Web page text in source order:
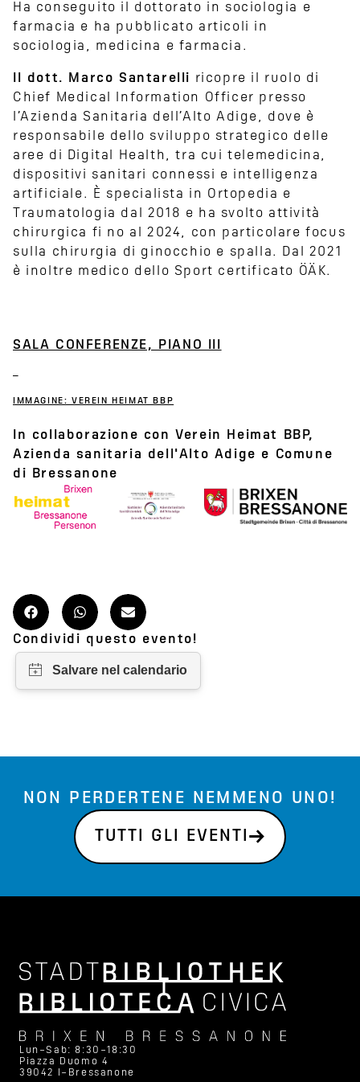
Ha conseguito il dottorato in sociologia e
farmacia e ha pubblicato articoli in
sociologia, medicina e farmacia.
Il dott. Marco Santarelli ricopre il ruolo di
Chief Medical Information Officer presso
l’Azienda Sanitaria dell’Alto Adige, dove è
responsabile dello sviluppo strategico delle
aree di Digital Health, tra cui telemedicina,
dispositivi sanitari connessi e intelligenza
artificiale. È specialista in Ortopedia e
Traumatologia dal 2018 e ha svolto attività
chirurgica fi no al 2024, con particolare focus
sulla chirurgia di ginocchio e spalla. Dal 2021
è inoltre medico dello Sport certificato ÖÄK.
SALA CONFERENZE, PIANO III
IMMAGINE: VEREIN HEIMAT BBP
In collaborazione con Verein Heimat BBP,
Azienda sanitaria dell'Alto Adige e Comune
di Bressanone
Condividi questo evento!
NON PERDERTENE NEMMENO UNO!
TUTTI GLI EVENTI
Lun–Sab: 8:30–18:30
Piazza Duomo 4
39042 I–Bressanone